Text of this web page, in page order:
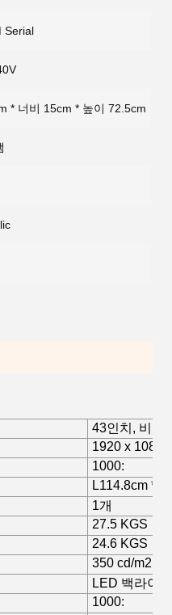
Serial
* 너비 15cm * 높이 72.5cm
43인치, 비율
1920 x 1080
1000:
L114.8cm *
1개
27.5 KGS
24.6 KGS
350 cd/m2
LED 백라이
1000: